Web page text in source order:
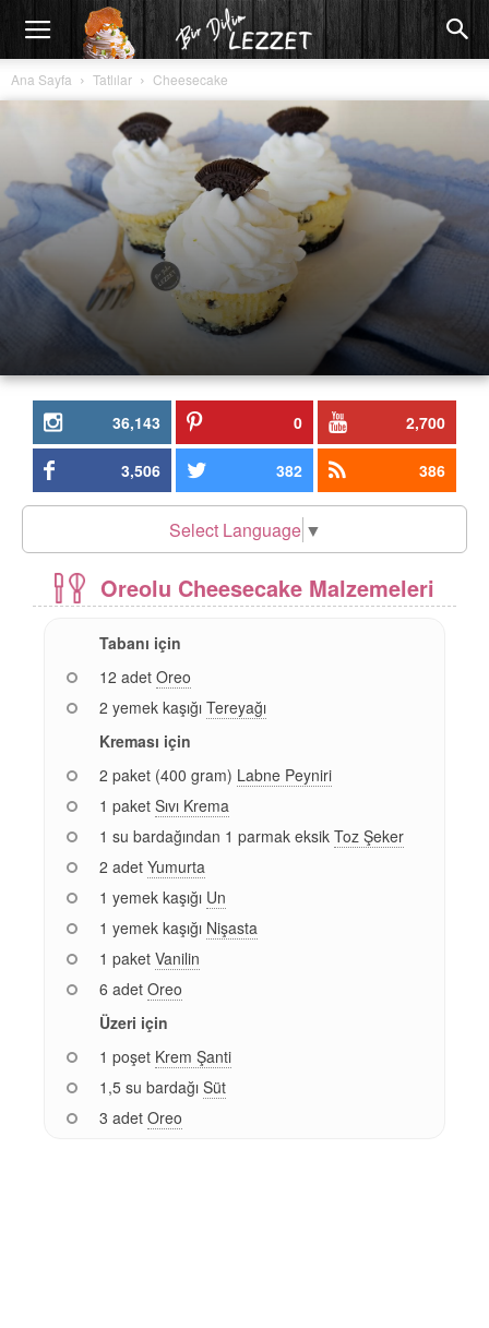
Ana Sayfa Tatlılar Cheesecake
36,143 0 2,700
3,506 382 386
Select Language ▼
Oreolu Cheesecake Malzemeleri
Tabanı için
12 adet Oreo
2 yemek kaşığı Tereyağı
Kreması için
2 paket (400 gram) Labne Peyniri
1 paket Sıvı Krema
1 su bardağından 1 parmak eksik Toz Şeker
2 adet Yumurta
1 yemek kaşığı Un
1 yemek kaşığı Nişasta
1 paket Vanilin
6 adet Oreo
Üzeri için
1 poşet Krem Şanti
1,5 su bardağı Süt
3 adet Oreo